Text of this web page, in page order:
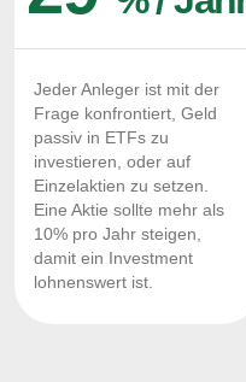
Jeder Anleger ist mit der
Frage konfrontiert, Geld
passiv in ETFs zu
investieren, oder auf
Einzelaktien zu setzen.
Eine Aktie sollte mehr als
10% pro Jahr steigen,
damit ein Investment
lohnenswert ist.